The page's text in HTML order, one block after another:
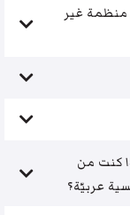
غير
كنت من
عربيّة؟